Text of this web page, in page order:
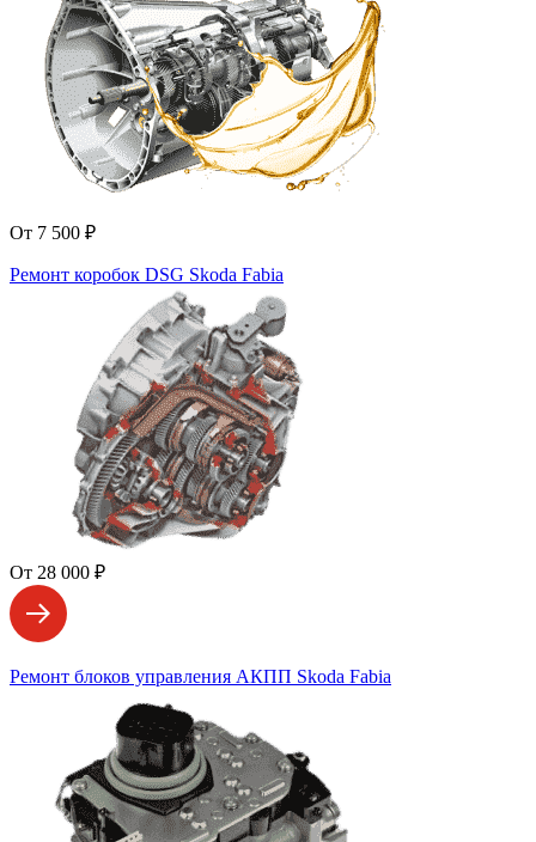
От 7 500 ₽
Ремонт коробок DSG Skoda Fabia
От 28 000 ₽
Ремонт блоков управления АКПП Skoda Fabia